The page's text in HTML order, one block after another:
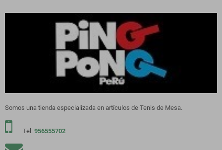
Somos una tienda especializada en artículos de Tenis de Mesa.
Tel: 956555702